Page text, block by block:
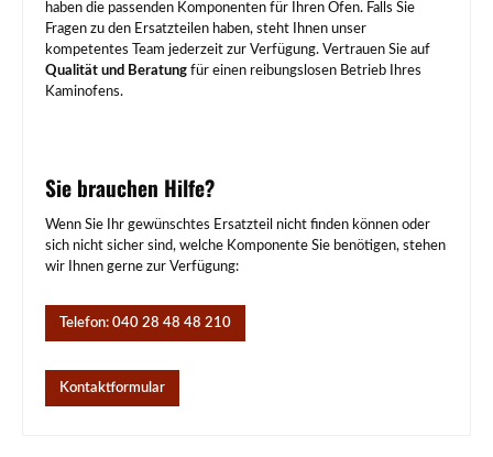
haben die passenden Komponenten für Ihren Ofen. Falls Sie
Fragen zu den Ersatzteilen haben, steht Ihnen unser
kompetentes Team jederzeit zur Verfügung. Vertrauen Sie auf
Qualität und Beratung für einen reibungslosen Betrieb Ihres
Kaminofens.
Sie brauchen Hilfe?
Wenn Sie Ihr gewünschtes Ersatzteil nicht finden können oder
sich nicht sicher sind, welche Komponente Sie benötigen, stehen
wir Ihnen gerne zur Verfügung:
Telefon: 040 28 48 48 210
Kontaktformular